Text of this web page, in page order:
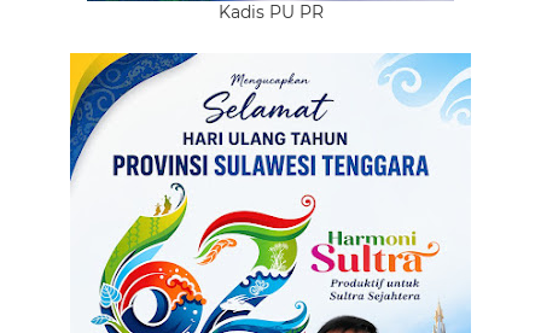
Kadis PU PR